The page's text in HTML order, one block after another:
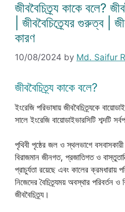
জীববৈচিত্র্য কাকে বলে?
| জীববৈচিত্র্যের গুরুত্ব |
কারণ
10/08/2024 by Md. Saifur
জীববৈচিত্র্য কাকে বলে?
ইংরেজি পরিভাষায় জীববৈচিত্র্যকে
সালে ইংরেজি বায়োডাইভারসিটি শব্দটি
পৃথিবী পৃষ্ঠের জল ও স্থলভাগে
বিরাজমান জীনগত, প্রজাতিগত ও
প্রাচুর্যতা রয়েছে এবং কালের ক্রমধারায়
নিজেদের বৈচিত্র্যময় অবস্থার পরিবর্তন
জীববৈচিত্র্য।